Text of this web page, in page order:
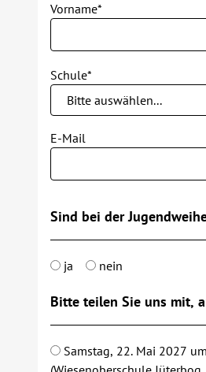
Vorname*
Schule*
E-Mail
Sind bei der
ja nein
Bitte teilen Sie uns mit,
Samstag, 22. Mai 2027